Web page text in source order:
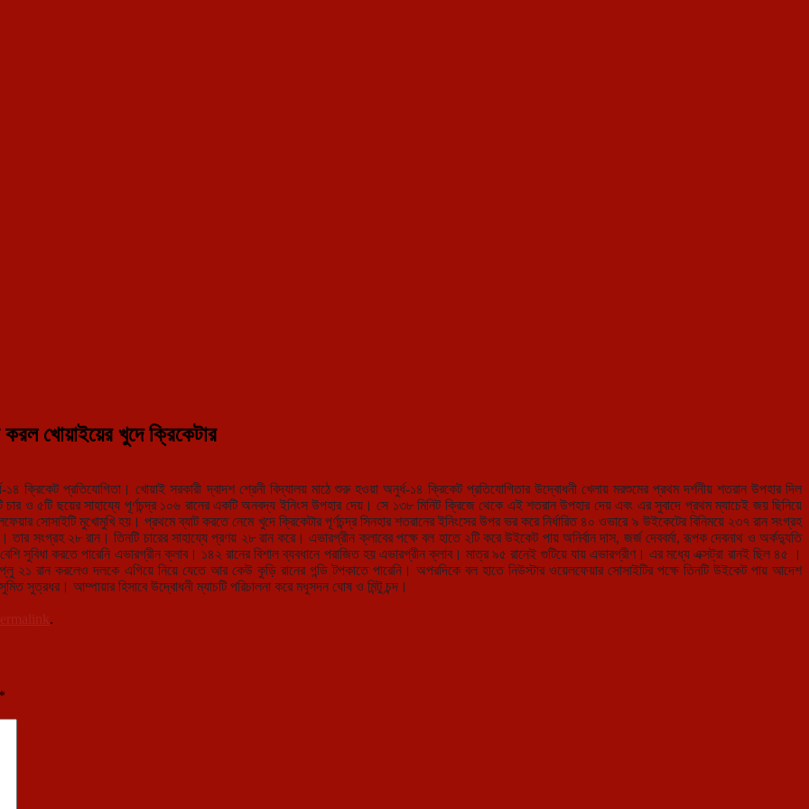
portal in Tripura.
খোয়াইয়ের খুদে ক্রিকেটার
ক্রিকেট প্রতিযোগিতা। খোয়াই সরকারী দ্বাদশ শ্রেনী বিদ্যালয় মাঠে শুরু হওয়া অনুর্ধ-১৪ ক্রিকেট প্রতিযোগিতার উদ্বোধনী খেলায় মরশুমের প্রথম দর্শনীয় শতরান উপহার দিল
চার ও ৫টি ছয়ের সাহায্যে পূর্ণচন্দ্র ১০৬ রানের একটি অনবদ্য ইনিংস উপহার দেয়। সে ১৩৮ মিনিট ক্রিজে থেকে এই শতরান উপহার দেয় এবং এর সুবাদে প্রথম ম্যাচেই জয় ছিনিয়ে
সোসাইটি মুখোমুখি হয়। প্রথমে ব্যাট করতে নেমে খুদে ক্রিকেটার পূর্ণচন্দ্র সিনহার শতরানের ইনিংসের উপর ভর করে নির্ধারিত ৪০ ওভারে ৯ উইকেটের বিনিময়ে ২৩৭ রান সংগ্রহ
সংগ্রহ ২৮ রান। তিনটি চারের সাহায্যে প্রণয় ২৮ রান করে। এভারগ্রীন ক্লাবের পক্ষে বল হাতে ২টি করে উইকেট পায় অনির্বান দাস, জর্জ দেববর্মা, রূপক দেবনাথ ও অর্কদ্যুতি
সুবিধা করতে পারেনি এভারগ্রীন ক্লাব। ১৪২ রানের বিশাল ব্যবধানে পরাজিত হয় এভারগ্রীন ক্লাব। মাত্র ৯৫ রানেই গুটিয়ে যায় এভারগ্রীণ। এর মধ্যে এক্সট্রা রানই ছিল ৪৫ ।
২১ রান করলেও দলকে এগিয়ে নিয়ে যেতে আর কেউ কুড়ি রানের গন্ডি টপকাতে পারেনি। অপরদিকে বল হাতে নিউস্টার ওয়েলফেয়ার সোসাইটির পক্ষে তিনটি উইকেট পায় আদেশ
সুত্রধর। আম্পায়ার হিসাবে উদ্বোধনী ম্যাচটি পরিচালনা করে মধুসদন ঘোষ ও মিন্টু চন্দ।
.
*